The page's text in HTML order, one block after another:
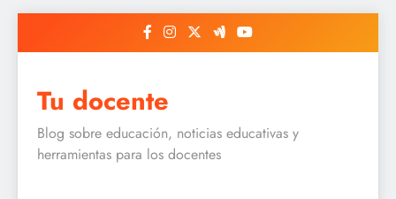
Tu docente
Blog sobre educación, noticias educativas y
herramientas para los docentes